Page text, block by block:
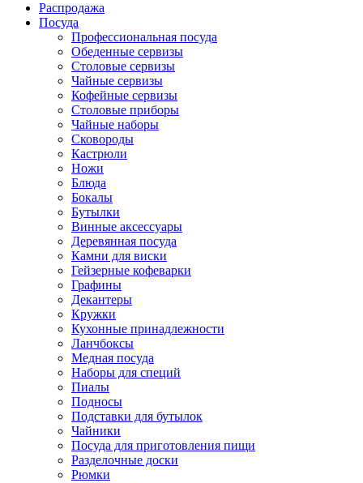
Распродажа
Посуда
Профессиональная посуда
Обеденные сервизы
Столовые сервизы
Чайные сервизы
Кофейные сервизы
Столовые приборы
Чайные наборы
Сковороды
Кастрюли
Ножи
Блюда
Бокалы
Бутылки
Винные аксессуары
Деревянная посуда
Камни для виски
Гейзерные кофеварки
Графины
Декантеры
Кружки
Кухонные принадлежности
Ланчбоксы
Медная посуда
Наборы для специй
Пиалы
Подносы
Подставки для бутылок
Чайники
Посуда для приготовления пищи
Разделочные доски
Рюмки